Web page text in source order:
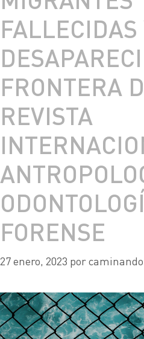
FALLECIDAS
FRONTERA
REVISTA
FORENSE
27 enero, 2023 por